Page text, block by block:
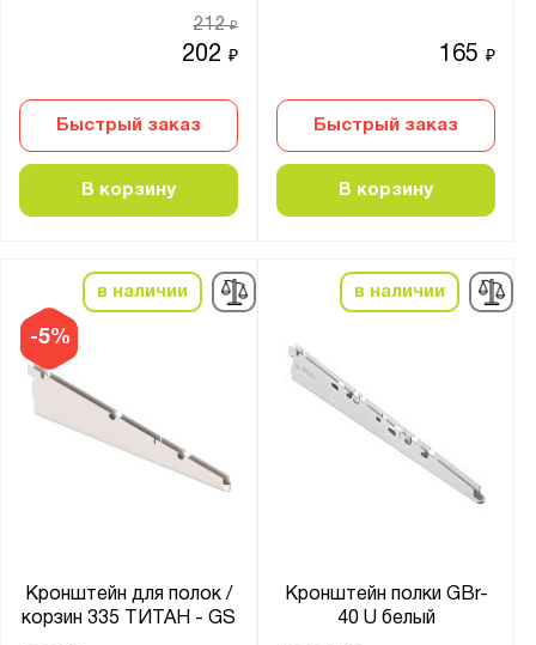
202₽
212₽
Быстрый заказ
В корзину
165₽
Быстрый заказ
В корзину
-5%
в наличии
Кронштейн для полок /
корзин 335 ТИТАН - GS
в наличии
Кронштейн полки GBr-
40 U белый